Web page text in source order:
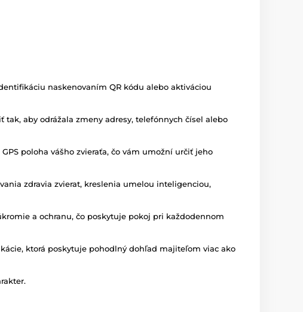
naskenovaním QR kódu alebo aktiváciou
aby odrážala zmeny adresy, telefónnych čísel alebo
poloha vášho zvieraťa, čo vám umožní určiť jeho
zdravia zvierat, kreslenia umelou inteligenciou,
a ochranu, čo poskytuje pokoj pri každodennom
ktorá poskytuje pohodlný dohľad majiteľom viac ako